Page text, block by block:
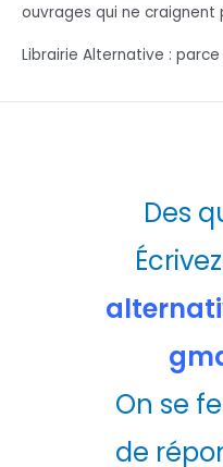
ouvrages qui ne
Librairie Alternative :
Des
On se
de